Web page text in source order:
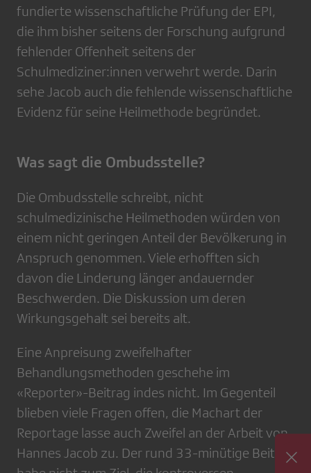
fundierte wissenschaftliche Prüfung der EPI,
die ihm bisher seitens der Forschung aufgrund
fehlender Offenheit seitens der
Schulmediziner:innen verwehrt werde. Darin
sehe Jacob auch die fehlende wissenschaftliche
Evidenz für seine Heilmethode begründet.
Was sagt die Ombudsstelle?
Die Ombudsstelle schreibt, nicht
schulmedizinische Heilmethoden würden von
einem nicht geringen Anteil der Bevölkerung in
Anspruch genommen. Viele erhofften sich
davon die Linderung länger andauernder
Beschwerden. Die Diskussion um deren
Wirkungsgehalt sei bereits alt.
Eine Anpreisung zweifelhafter
Behandlungsmethoden geschehe im
«Reporter»-Beitrag indes nicht. Im Gegenteil
blieben viele Fragen offen, die Machart der
Reportage lasse auch Zweifel an der Arbeit von
Hannes Jacob zu. Der rund 33-minütige Beitrag